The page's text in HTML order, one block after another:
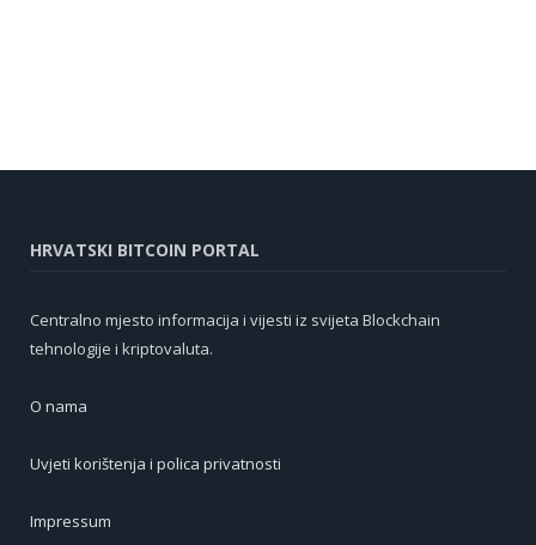
HRVATSKI BITCOIN PORTAL
Centralno mjesto informacija i vijesti iz svijeta Blockchain
tehnologije i kriptovaluta.
O nama
Uvjeti korištenja i polica privatnosti
Impressum